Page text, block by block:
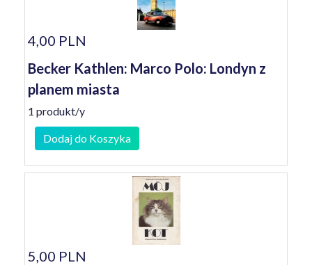
4,00 PLN
Becker Kathlen: Marco Polo: Londyn z
planem miasta
1 produkt/y
Dodaj do Koszyka
5,00 PLN